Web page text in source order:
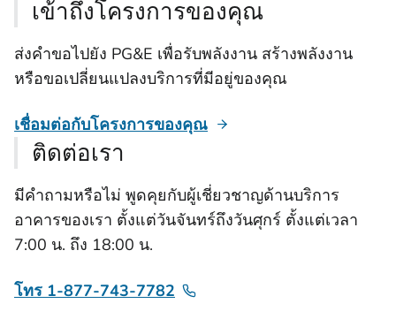
เข้าถึงโครงการของคุณ
ส่งคําขอไปยัง PG&E เพื่อรับพลังงาน สร้างพลังงาน
หรือขอเปลี่ยนแปลงบริการที่มีอยู่ของคุณ
เชื่อมต่อกับโครงการของคุณ
ติดต่อเรา
มีคำถามหรือไม่ พูดคุยกับผู้เชี่ยวชาญด้านบริการ
อาคารของเรา ตั้งแต่วันจันทร์ถึงวันศุกร์ ตั้งแต่เวลา
7:00 น. ถึง 18:00 น.
โทร 1-877-743-7782